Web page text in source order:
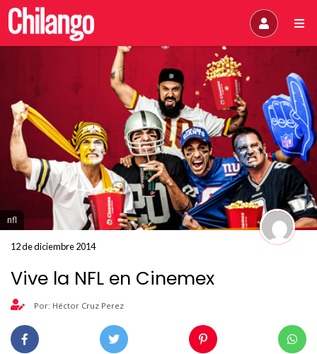
nfl
12 de diciembre 2014
Vive la NFL en Cinemex
Por: Héctor Cruz Perez